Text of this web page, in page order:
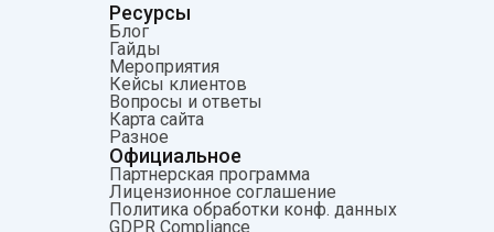
Ресурсы
Блог
Гайды
Мероприятия
Кейсы клиентов
Вопросы и ответы
Карта сайта
Разное
Официальное
Партнерская программа
Лицензионное соглашение
Политика обработки конф. данных
GDPR Compliance